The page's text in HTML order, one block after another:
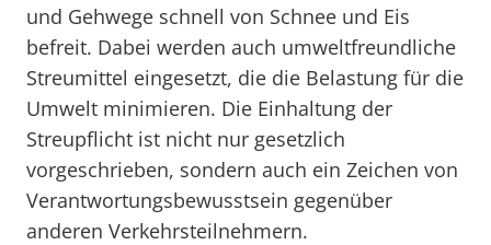
und Gehwege schnell von Schnee und Eis
befreit. Dabei werden auch umweltfreundliche
Streumittel eingesetzt, die die Belastung für die
Umwelt minimieren. Die Einhaltung der
Streupflicht ist nicht nur gesetzlich
vorgeschrieben, sondern auch ein Zeichen von
Verantwortungsbewusstsein gegenüber
anderen Verkehrsteilnehmern.